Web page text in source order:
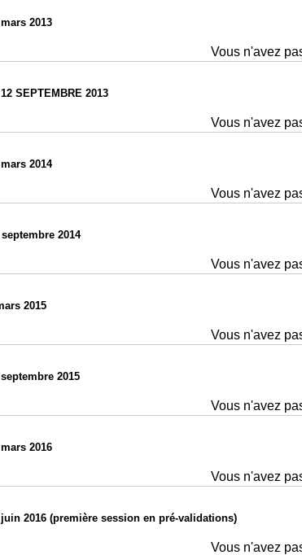
2013
Vous n'avez
DES VALIDES LE 12 SEPTEMBRE 2013
Vous n'avez
2014
Vous n'avez
2014
Vous n'avez
2015
Vous n'avez
2015
Vous n'avez
2016
Vous n'avez
2016 (première session en pré-validations)
Vous n'avez